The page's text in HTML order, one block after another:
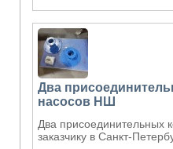
Два
насосов НШ
Два присоединительных
заказчику в Санкт-